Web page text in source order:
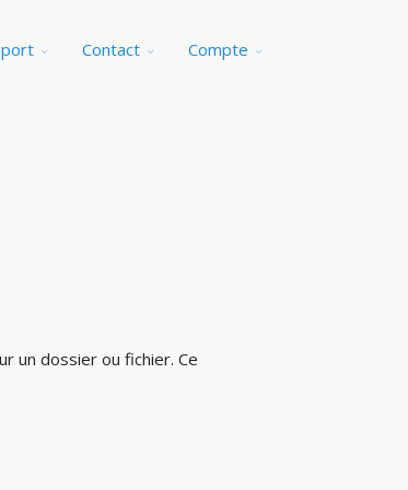
Contact Compte
un dossier ou fichier. Ce